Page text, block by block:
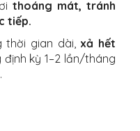
thoáng mát, tránh
tiếp.
thời gian dài, xả hết
kỳ 1–2 lần/tháng